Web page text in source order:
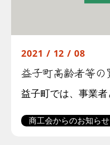
2021 / 12 / 08
商工会からのお知らせ